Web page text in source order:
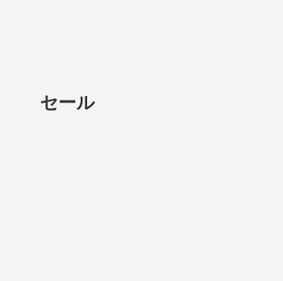
セール